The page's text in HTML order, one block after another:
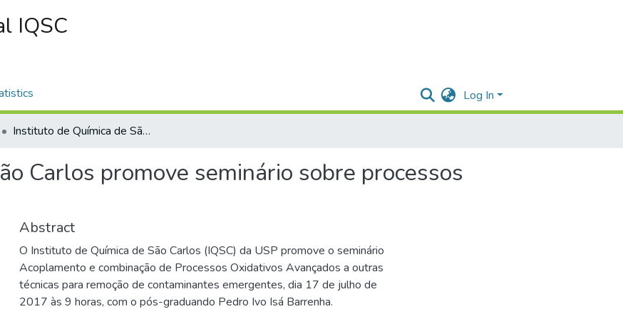
IQSC
Log In
Instituto de Química de São Carlos promove seminário sobre processos oxidativos
Carlos promove seminário sobre processos
Abstract
O Instituto de Química de São Carlos (IQSC) da USP promove o seminário
Acoplamento e combinação de Processos Oxidativos Avançados a outras
técnicas para remoção de contaminantes emergentes, dia 17 de julho de
2017 às 9 horas, com o pós-graduando Pedro Ivo Isá Barrenha.